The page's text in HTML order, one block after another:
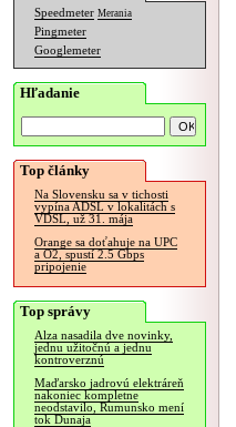
Speedmeter Merania
Pingmeter
Googlemeter
Hľadanie
Top články
Na Slovensku sa v tichosti
vypína ADSL v lokalitách s
VDSL, už 31. mája
Orange sa doťahuje na UPC
a O2, spustí 2.5 Gbps
pripojenie
Top správy
Alza nasadila dve novinky,
jednu užitočnú a jednu
kontroverznú
Maďarsko jadrovú elektráreň
nakoniec kompletne
neodstavilo, Rumunsko mení
tok Dunaja